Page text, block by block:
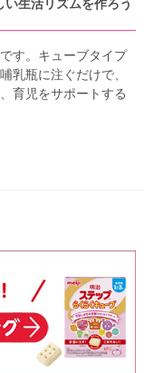
生活リズムを作ろう
す。キューブタイプ
乳瓶に注ぐだけで、
育児をサポートする